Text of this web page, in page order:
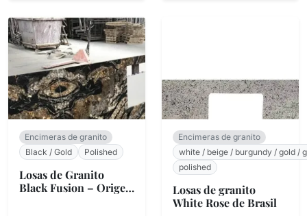
Encimeras de granito
Black / Gold
Polished
Losas de Granito
Black Fusion – Origen
Encimeras de granito
white / beige / burgundy / gold /
polished
Losas de granito
White Rose de Brasil